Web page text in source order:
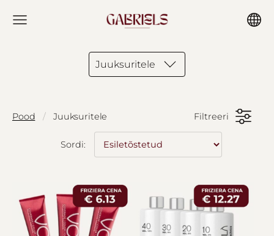
Juuksuritele
Pood Juuksuritele Filtreeri
Sordi: